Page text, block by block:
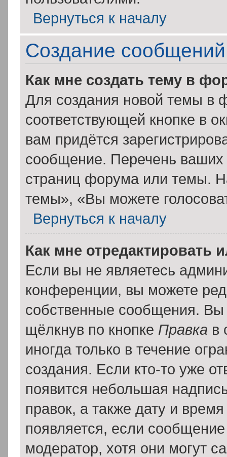
Вернуться к началу
Создание сообщений
Как мне создать тему в
Для создания новой темы в
соответствующей кнопке в
вам придётся
сообщение. Перечень ваших
страниц форума или темы.
темы», «Вы можете
Вернуться к началу
Как мне отредактировать
Если вы не являетесь
конференции, вы можете
собственные сообщения. Вы
щёлкнув по кнопке Правка в
иногда только в течение
создания. Если кто-то уже
появится небольшая
правок, а также дату и
появляется, если
модератор, хотя они могут